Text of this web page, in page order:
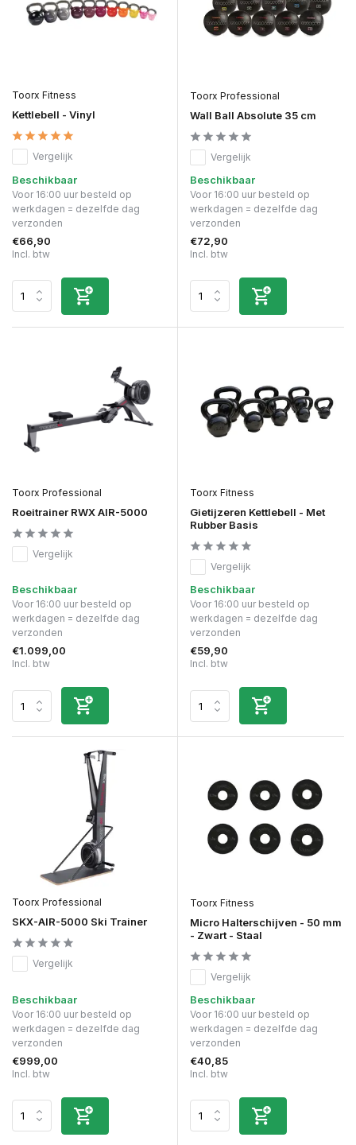
Toorx Fitness
Kettlebell - Vinyl
Vergelijk
Beschikbaar
Voor 16:00 uur besteld op
werkdagen = dezelfde dag
verzonden
€66,90
Incl. btw
Toorx Professional
Wall Ball Absolute 35 cm
Vergelijk
Beschikbaar
Voor 16:00 uur besteld op
werkdagen = dezelfde dag
verzonden
€72,90
Incl. btw
Toorx Professional
Roeitrainer RWX AIR-5000
Vergelijk
Beschikbaar
Voor 16:00 uur besteld op
werkdagen = dezelfde dag
verzonden
€1.099,00
Incl. btw
Toorx Fitness
Gietijzeren Kettlebell - Met
Rubber Basis
Vergelijk
Beschikbaar
Voor 16:00 uur besteld op
werkdagen = dezelfde dag
verzonden
€59,90
Incl. btw
Toorx Professional
SKX-AIR-5000 Ski Trainer
Vergelijk
Beschikbaar
Voor 16:00 uur besteld op
werkdagen = dezelfde dag
verzonden
€999,00
Incl. btw
Toorx Fitness
Micro Halterschijven - 50 mm
- Zwart - Staal
Vergelijk
Beschikbaar
Voor 16:00 uur besteld op
werkdagen = dezelfde dag
verzonden
€40,85
Incl. btw